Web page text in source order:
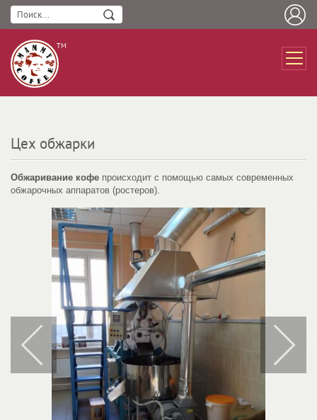
ТМ
Цех обжарки
Обжаривание кофе происходит с помощью самых современных
обжарочных аппаратов (ростеров).